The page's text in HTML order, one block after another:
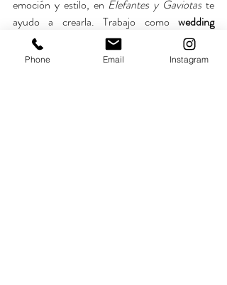
emoción y estilo, en Elefantes y Gaviotas te
ayudo a crearla. Trabajo como wedding
planner en Galicia e Italia
, organizando bodas
sofisticadas
, íntimas y muy personalizadas.
Phone Email Instagram